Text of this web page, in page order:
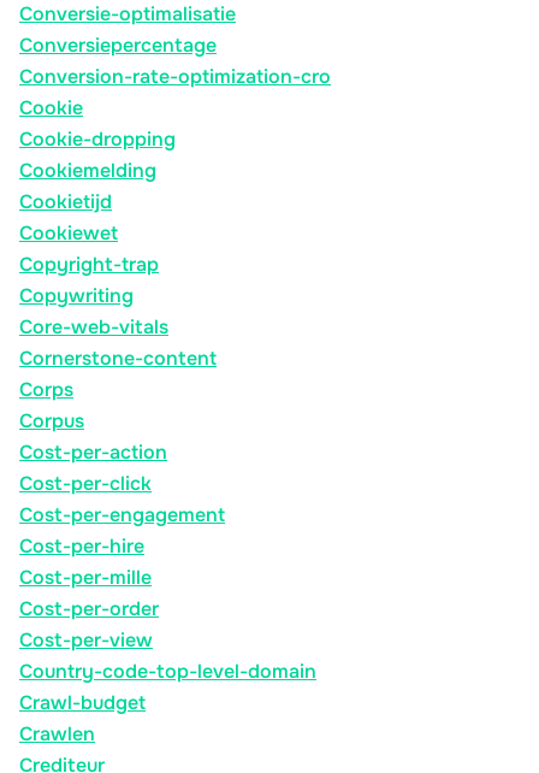
Conversie-optimalisatie
Conversiepercentage
Conversion-rate-optimization-cro
Cookie
Cookie-dropping
Cookiemelding
Cookietijd
Cookiewet
Copyright-trap
Copywriting
Core-web-vitals
Cornerstone-content
Corps
Corpus
Cost-per-action
Cost-per-click
Cost-per-engagement
Cost-per-hire
Cost-per-mille
Cost-per-order
Cost-per-view
Country-code-top-level-domain
Crawl-budget
Crawlen
Crediteur